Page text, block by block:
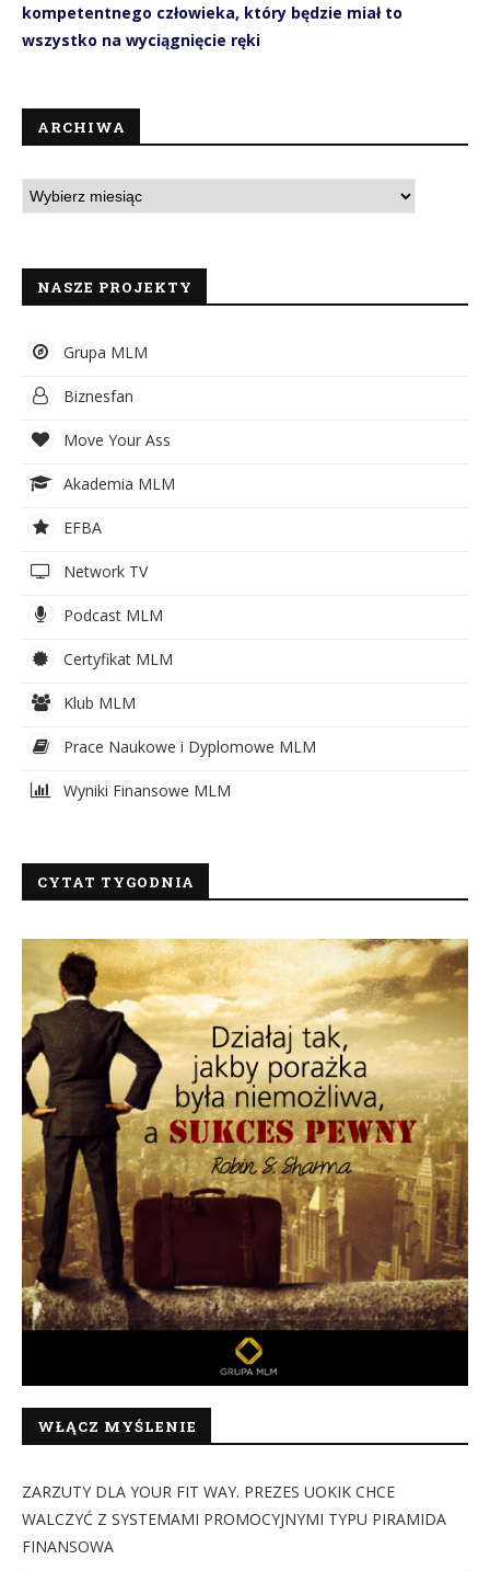
kompetentnego człowieka, który będzie miał to
wszystko na wyciągnięcie ręki
ARCHIWA
NASZE PROJEKTY
Grupa MLM
Biznesfan
Move Your Ass
Akademia MLM
EFBA
Network TV
Podcast MLM
Certyfikat MLM
Klub MLM
Prace Naukowe i Dyplomowe MLM
Wyniki Finansowe MLM
CYTAT TYGODNIA
WŁĄCZ MYŚLENIE
ZARZUTY DLA YOUR FIT WAY. PREZES UOKIK CHCE
WALCZYĆ Z SYSTEMAMI PROMOCYJNYMI TYPU PIRAMIDA
FINANSOWA